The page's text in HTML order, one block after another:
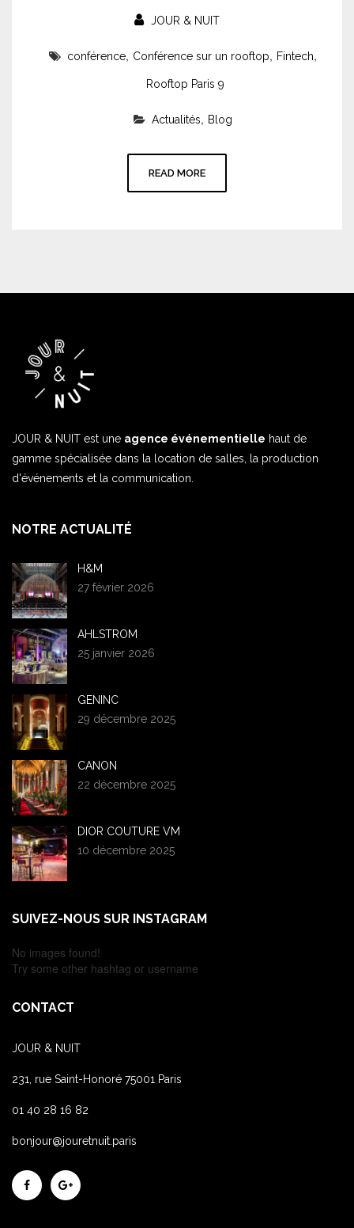
JOUR & NUIT
conférence, Conférence sur un rooftop, Fintech,
Rooftop Paris 9
Actualités, Blog
READ MORE
JOUR & NUIT est une agence événementielle haut de
gamme spécialisée dans la location de salles, la production
d'événements et la communication.
NOTRE ACTUALITÉ
H&M
27 février 2026
AHLSTROM
25 janvier 2026
GENINC
29 décembre 2025
CANON
22 décembre 2025
DIOR COUTURE VM
10 décembre 2025
SUIVEZ-NOUS SUR INSTAGRAM
No images found!
Try some other hashtag or username
CONTACT
JOUR & NUIT
231, rue Saint-Honoré 75001 Paris
01 40 28 16 82
bonjour@jouretnuit.paris